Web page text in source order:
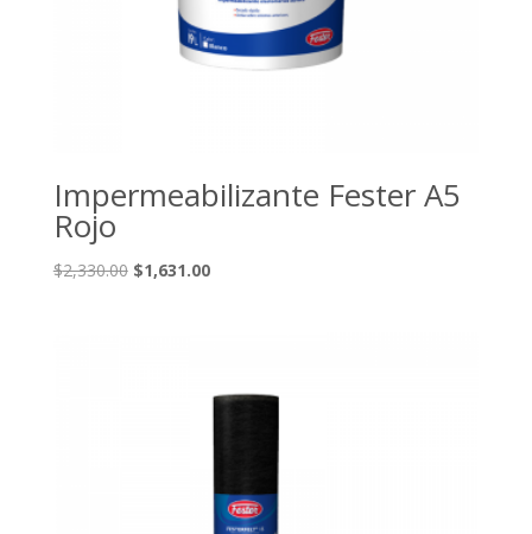
Impermeabilizante Fester A5
Rojo
$2,330.00 El
$1,631.00El